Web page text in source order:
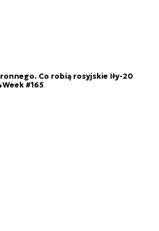
Co robią rosyjskie Iły-20
#165